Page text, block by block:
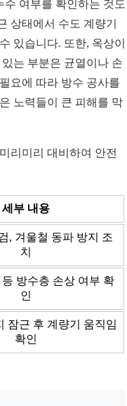
여부를 확인하는 것도
상태에서 수도 계량기
있습니다. 또한, 옥상이
는 부분은 균열이나 손
요에 따라 방수 공사를
노력들이 큰 피해를 막
리미리 대비하여 안전
세부 내용
, 겨울철 동파 방지 조
치
방수층 손상 여부 확
인
잠근 후 계량기 움직임
확인